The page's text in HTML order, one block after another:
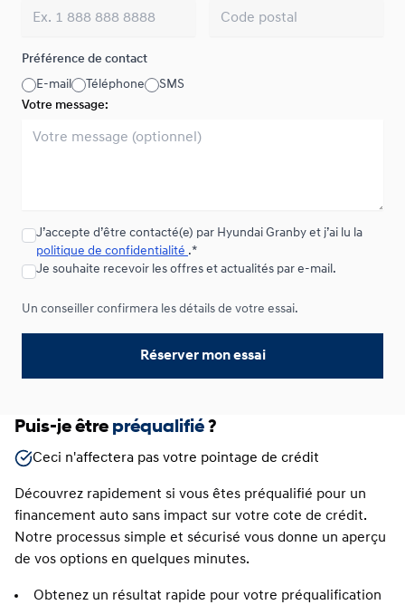
Préférence de contact
E-mail
Téléphone
SMS
Votre message:
J’accepte d’être contacté(e) par Hyundai Granby et j’ai lu la
politique de confidentialité .*
Je souhaite recevoir les offres et actualités par e-mail.
Un conseiller confirmera les détails de votre essai.
Réserver mon essai
Puis-je être préqualifié ?
Ceci n'affectera pas votre pointage de crédit
Découvrez rapidement si vous êtes préqualifié pour un
financement auto sans impact sur votre cote de crédit.
Notre processus simple et sécurisé vous donne un aperçu
de vos options en quelques minutes.
Obtenez un résultat rapide pour votre préqualification